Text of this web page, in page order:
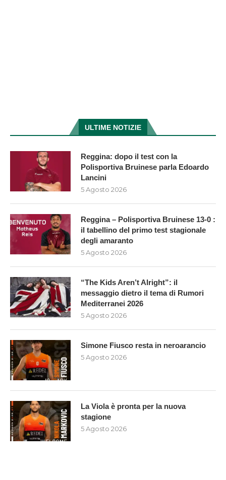
ULTIME NOTIZIE
Reggina: dopo il test con la
Polisportiva Bruinese parla Edoardo
Lancini
5 Agosto 2026
Reggina – Polisportiva Bruinese 13-0 :
il tabellino del primo test stagionale
degli amaranto
5 Agosto 2026
“The Kids Aren’t Alright”: il
messaggio dietro il tema di Rumori
Mediterranei 2026
5 Agosto 2026
Simone Fiusco resta in neroarancio
5 Agosto 2026
La Viola è pronta per la nuova
stagione
5 Agosto 2026